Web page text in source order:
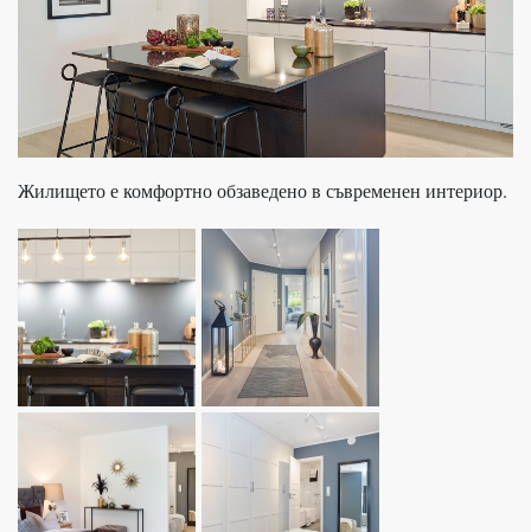
Жилището е комфортно обзаведено в съвременен интериор.